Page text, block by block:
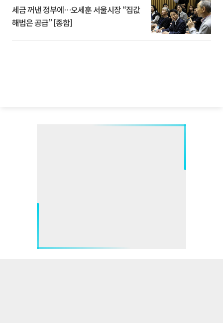
세금 꺼낸 정부에…오세훈 서울시장 “집값
해법은 공급” [종합]